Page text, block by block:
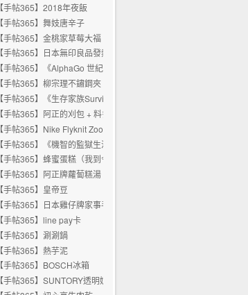
【手帖365】2018年夜飯
【手帖365】舞妓唐辛子
【手帖365】金桃家草莓大福
【手帖365】日本無印良品發熱圍巾
【手帖365】《AlphaGo 世紀對決》紀錄片
【手帖365】柳宗理不鏽鋼夾
【手帖365】《生存家族Survival Family》
【手帖365】阿正的刈包 + 料多到滿出來的米粉羹
【手帖365】Nike Flyknit Zoom Agility
【手帖365】《機智的監獄生活》
【手帖365】蜂蜜蛋糕（我到今天才知道原來沒有蜂蜜！！）
【手帖365】阿正牌蘿蔔糕湯
【手帖365】皇帝豆
【手帖365】日本雞仔牌家事手套
【手帖365】line pay卡
【手帖365】涮涮鍋
【手帖365】熱芋泥
【手帖365】BOSCH冰箱
【手帖365】SUNTORY透明奶茶